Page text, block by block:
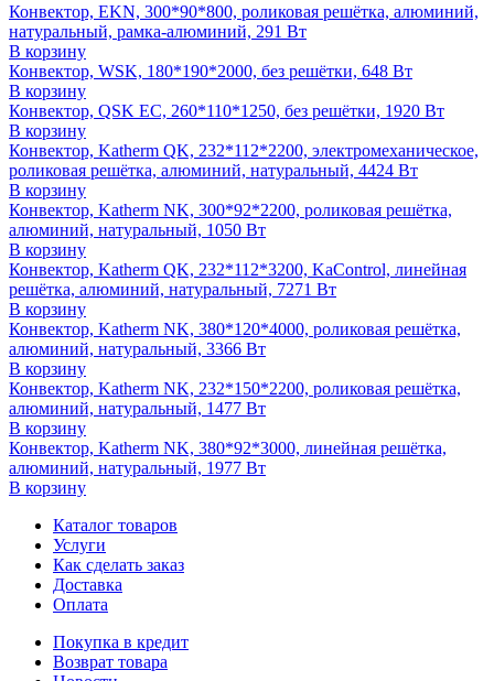
Конвектор, EKN, 300*90*800, роликовая решётка, алюминий,
натуральный, рамка-алюминий, 291 Вт
В корзину
Конвектор, WSK, 180*190*2000, без решётки, 648 Вт
В корзину
Конвектор, QSK EC, 260*110*1250, без решётки, 1920 Вт
В корзину
Конвектор, Katherm QK, 232*112*2200, электромеханическое,
роликовая решётка, алюминий, натуральный, 4424 Вт
В корзину
Конвектор, Katherm NK, 300*92*2200, роликовая решётка,
алюминий, натуральный, 1050 Вт
В корзину
Конвектор, Katherm QK, 232*112*3200, KaControl, линейная
решётка, алюминий, натуральный, 7271 Вт
В корзину
Конвектор, Katherm NK, 380*120*4000, роликовая решётка,
алюминий, натуральный, 3366 Вт
В корзину
Конвектор, Katherm NK, 232*150*2200, роликовая решётка,
алюминий, натуральный, 1477 Вт
В корзину
Конвектор, Katherm NK, 380*92*3000, линейная решётка,
алюминий, натуральный, 1977 Вт
В корзину
Каталог товаров
Услуги
Как сделать заказ
Доставка
Оплата
Покупка в кредит
Возврат товара